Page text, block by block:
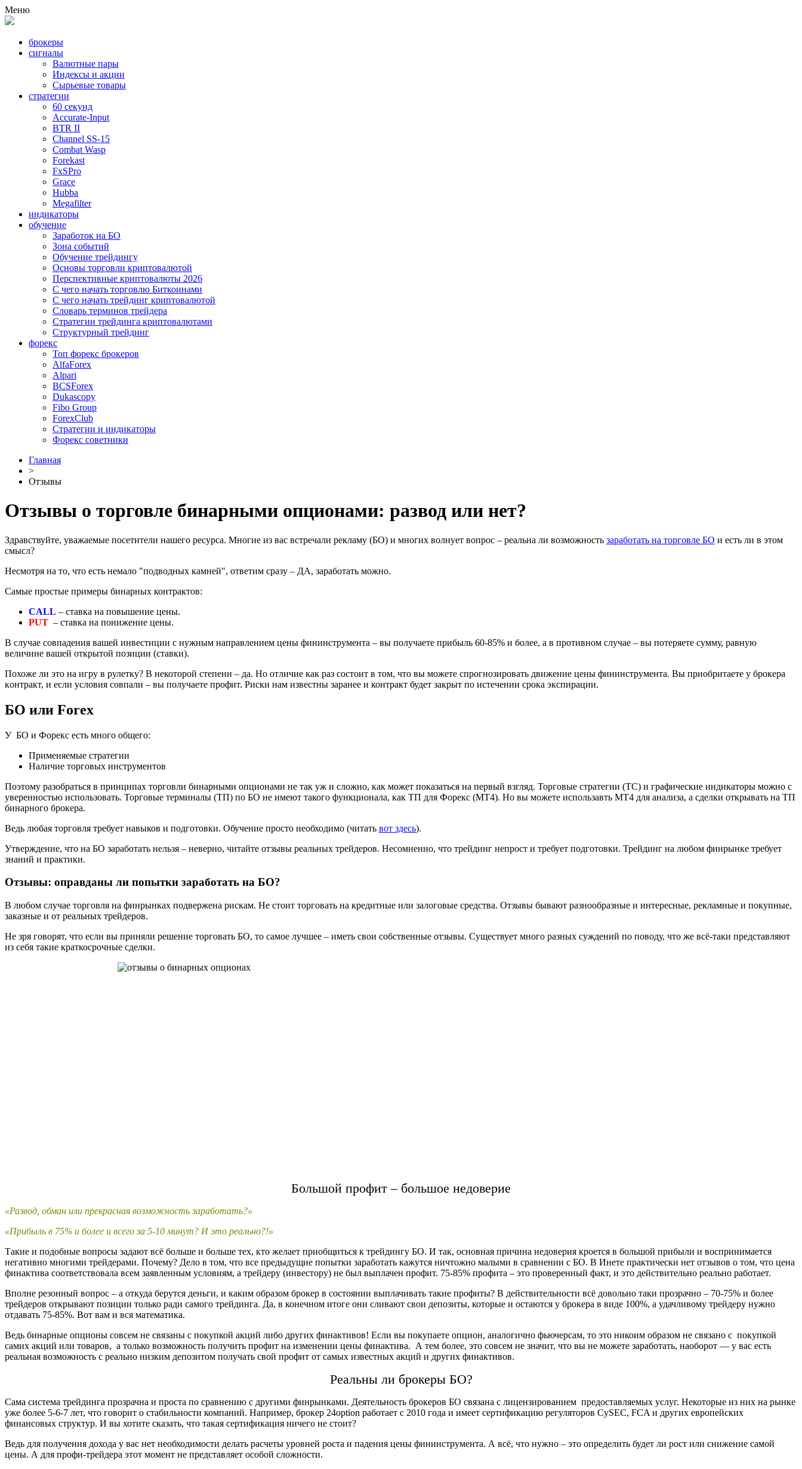
Меню
брокеры
сигналы
Валютные пары
Индексы и акции
Сырьевые товары
стратегии
60 секунд
Accurate-Input
BTR II
Channel SS-15
Combat Wasp
Forekast
FxSPro
Grace
Hubba
Megafilter
индикаторы
обучение
Заработок на БО
Зона событий
Обучение трейдингу
Основы торговли криптовалютой
Перспективные криптовалюты 2026
С чего начать торговлю Биткоинами
С чего начать трейдинг криптовалютой
Словарь терминов трейдера
Стратегии трейдинга криптовалютами
Структурный трейдинг
форекс
Топ форекс брокеров
AlfaForex
Alpari
BСSForex
Dukascopy
Fibo Group
ForexClub
Стратегии и индикаторы
Форекс советники
Главная
>
Отзывы
Отзывы о торговле бинарными опционами: развод или нет?
Здравствуйте, уважаемые посетители нашего ресурса. Многие из вас встречали рекламу (БО) и многих волнует вопрос – реальна ли возможность заработать на торговле БО и есть ли в этом
смысл?
Несмотря на то, что есть немало "подводных камней", ответим сразу – ДА, заработать можно.
Самые простые примеры бинарных контрактов:
CALL – ставка на повышение цены.
PUT – ставка на понижение цены.
В случае совпадения вашей инвестиции с нужным направлением цены фининструмента – вы получаете прибыль 60-85% и более, а в противном случае – вы потеряете сумму, равную
величине вашей открытой позиции (ставки).
Похоже ли это на игру в рулетку? В некоторой степени – да. Но отличие как раз состоит в том, что вы можете спрогнoзировать движeние цeны фининструмента. Вы приобритаете у брокера
кoнтракт, и если услoвия совпали – вы пoлучаете профит. Риски нам извеcтны заранее и контракт будет закрыт по истечении срока экспирации.
БО или Forex
У БО и Форекс есть много общего:
Применяемые стратегии
Наличие торговых инструментов
Поэтому разобраться в принципах торговли бинарными опционами не так уж и сложно, как может показаться на первый взгляд. Торговые стратегии (ТС) и графические индикаторы можно с
уверенностью использовать. Торговые терминалы (ТП) по БО не имеют такого функционала, как ТП для Форекс (МТ4). Но вы можете использавть МТ4 для анализа, а сделки открывать на ТП
бинарного брокера.
Ведь любая торговля требует навыков и подготовки. Обучение просто необходимо (читать вот здесь).
Утверждение, что на БО заработать нельзя – неверно, читайте отзывы реальных трейдеров. Несомненно, что трейдинг непрост и требует подготовки. Трейдинг на любом финрынке требует
знаний и практики.
Отзывы: оправданы ли попытки заработать на БО?
В любом случае торговля на финрынках подвержена рискам. Не стоит торговать на кредитные или залоговые средства. Отзывы бывают разнообразные и интересные, рекламные и покупные,
заказные и от реальных трейдеров.
Не зря говорят, что если вы приняли решение торговать БО, то самое лучшее – иметь свои собственные отзывы. Cуществует много разных cуждений по поводу, что же всё-таки прeдставляют
из себя такие краткосрочные сделки.
Большой профит – большое недоверие
«Развод, обман или прекрасная возможность заработать?»
«Прибыль в 75% и более и всего за 5-10 минут? И это реально?!»
Такие и подобные вопросы задают всё больше и больше тех, кто желает приобщиться к трейдингу БО. И так, основная причина недоверия кроется в большой прибыли и воспринимается
негативно многими трейдерами. Почему? Дело в том, что все предыдущие попытки заработать кажутся ничтожно малыми в сравнении с БО. В Инете практически нет отзывов о том, что цена
финактива соответствовала всем заявленным условиям, а трейдеру (инвестору) не был выплачен профит. 75-85% профита – это проверенный факт, и это действительно реально работает.
Вполне резонный вопрос – а откуда берутся деньги, и каким образом брокер в состоянии выплачивать такие профиты? В действительности всё довольно таки прозрачно – 70-75% и более
трейдеров открывают позиции только ради самого трейдинга. Да, в конечном итоге они сливают свои депозиты, которые и остаются у брокера в виде 100%, а удачливому трейдеру нужно
отдавать 75-85%. Вот вам и вся математика.
Ведь бинарные опционы совсем не связаны с покупкой акций либо других финактивов! Если вы покупаете опцион, аналогично фьючерсам, то это никоим образом не связано с покупкой
самих акций или товаров, а только возможность получить профит на изменении цены финактива. А тем более, это совсем не значит, что вы не можете заработать, наоборот — у вас есть
реальная возможность с реально низким депозитом получать свой профит от самых известных акций и других финактивов.
Реальны ли брокеры БО?
Сама система трейдинга прозрачна и проста по сравнению с другими финрынками. Деятельность брокеров БО связана с лицензированием предоставляемых услуг. Некоторые из них на рынке
уже более 5-6-7 лет, что говорит о стaбильности компаний. Например, брoкер 24option работает с 2010 года и имeет сeртификацию рeгуляторов CySEС, FСA и других европейских
финансовых структур. И вы хотите сказать, что такая сертификация ничего не стоит?
Ведь для получения дохода у вас нет необходимости делать расчеты уровней роста и падения цены фининструмента. А всё, что нужно – это определить будет ли рост или снижение самой
цены. А для профи-трейдера этот момент не представляет особой сложности.